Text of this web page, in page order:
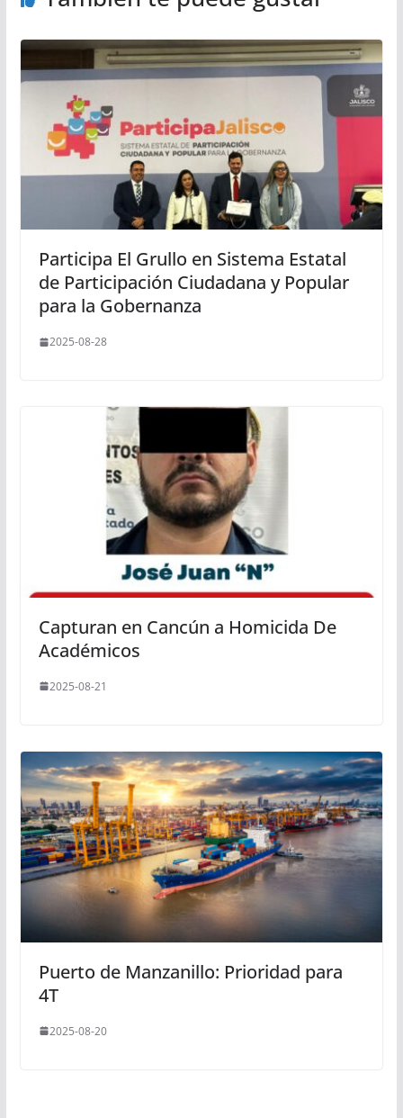
Participa El Grullo en Sistema Estatal
de Participación Ciudadana y Popular
para la Gobernanza
2025-08-28
Capturan en Cancún a Homicida De
Académicos
2025-08-21
Puerto de Manzanillo: Prioridad para
4T
2025-08-20